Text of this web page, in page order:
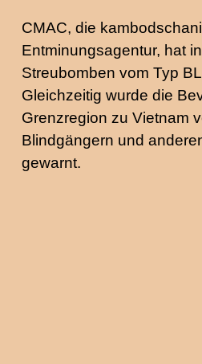
CMAC, die
Entminungsagentur, hat
Streubomben vom Typ
Gleichzeitig wurde die
Grenzregion zu Vietnam
Blindgängern und
gewarnt.